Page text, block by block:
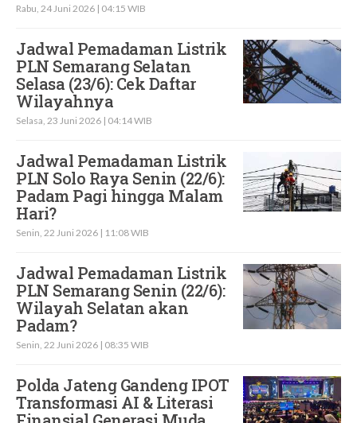
Rabu, 24 Juni 2026 | 04:15 WIB
Jadwal Pemadaman Listrik
PLN Semarang Selatan
Selasa (23/6): Cek Daftar
Wilayahnya
Selasa, 23 Juni 2026 | 04:14 WIB
Jadwal Pemadaman Listrik
PLN Solo Raya Senin (22/6):
Padam Pagi hingga Malam
Hari?
Senin, 22 Juni 2026 | 11:08 WIB
Jadwal Pemadaman Listrik
PLN Semarang Senin (22/6):
Wilayah Selatan akan
Padam?
Senin, 22 Juni 2026 | 08:35 WIB
Polda Jateng Gandeng IPOT
Transformasi AI & Literasi